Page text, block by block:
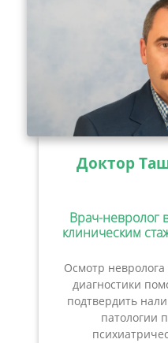
Доктор
Врач-невролог
клиническим
Осмотр
диагностики
подтвердить
патологии